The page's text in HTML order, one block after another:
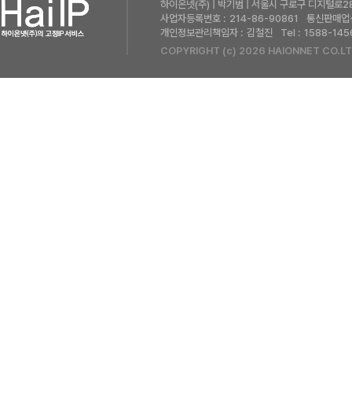
하이온넷(주) | 박기범 | 서울시 구로구 디지털
사업자등록번호 : 214-86-90861
통신판매
개인정보관리책임자 : 김철진 Tel : 1588-
COPYRIGHT (c) 2026 HAIONNET